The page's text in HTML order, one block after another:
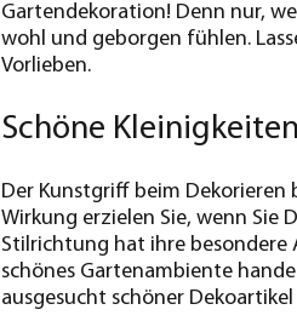
Gartendekoration! Denn nur,
wohl und geborgen fühlen.
Vorlieben.
Schöne
Der Kunstgriff beim
Wirkung erzielen Sie, wenn Sie
Stilrichtung hat ihre besondere
schönes Gartenambiente
ausgesucht schöner